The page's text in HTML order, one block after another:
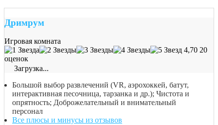
Дримрум
Игровая комната
4,70 20
оценок
Загрузка...
Большой выбор развлечений (VR, аэрохоккей, батут,
интерактивная песочница, тарзанка и др.); Чистота и
опрятность; Доброжелательный и внимательный
персонал
Все плюсы и минусы из отзывов